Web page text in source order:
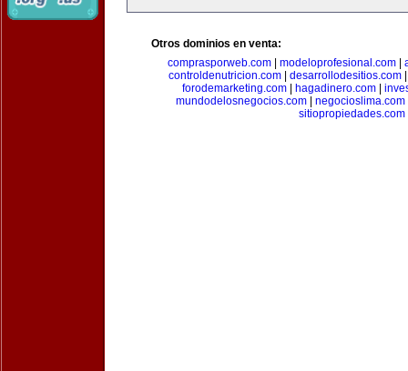
Otros dominios en venta:
comprasporweb.com| modeloprofesional.com|
controldenutricion.com
desarrollodesitios.com
forodemarketing.com| hagadinero.com|
mundodelosnegocios.com| negocioslima.com
sitiopropiedades.com